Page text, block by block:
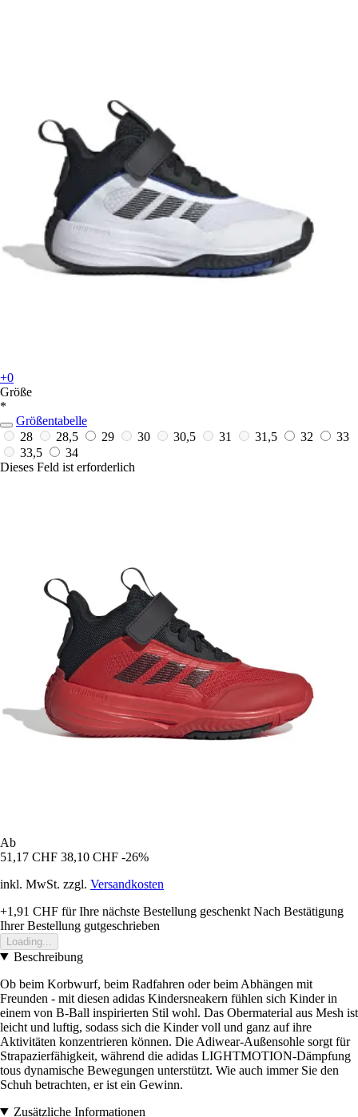
+0
Größe
*
Größentabelle
28
28,5 29 30 30,5 31 31,5 32
33
33,5
34
Dieses Feld ist erforderlich
Ab
51,17 CHF 38,10 CHF -26%
inkl. MwSt. zzgl. Versandkosten
+1,91 CHF für Ihre nächste Bestellung geschenkt Nach Bestätigung
Ihrer Bestellung gutgeschrieben
Loading...
Beschreibung
Ob beim Korbwurf, beim Radfahren oder beim Abhängen mit
Freunden - mit diesen adidas Kindersneakern fühlen sich Kinder in
einem von B-Ball inspirierten Stil wohl. Das Obermaterial aus Mesh ist
leicht und luftig, sodass sich die Kinder voll und ganz auf ihre
Aktivitäten konzentrieren können. Die Adiwear-Außensohle sorgt für
Strapazierfähigkeit, während die adidas LIGHTMOTION-Dämpfung
tous dynamische Bewegungen unterstützt. Wie auch immer Sie den
Schuh betrachten, er ist ein Gewinn.
Zusätzliche Informationen